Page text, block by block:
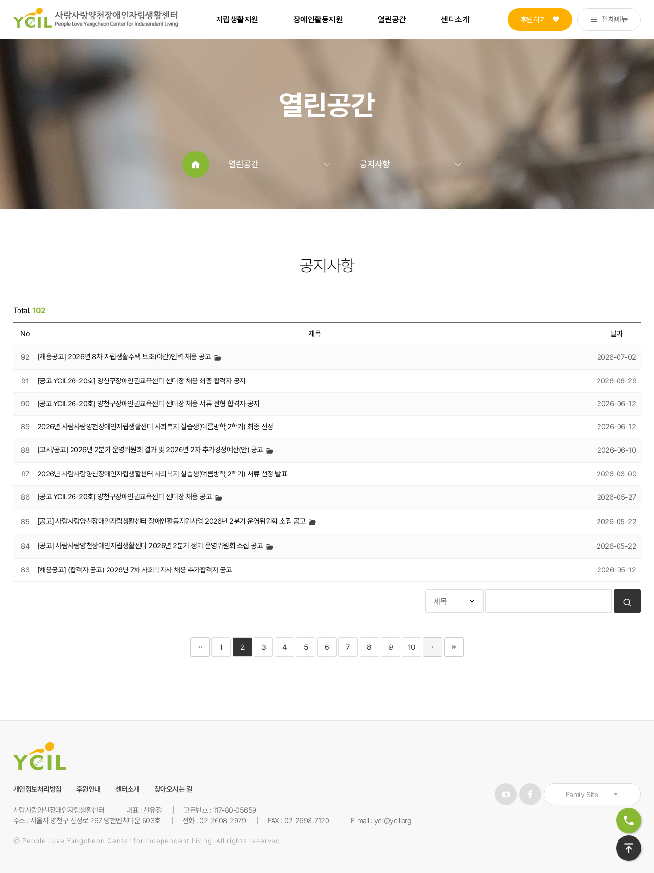
자립생활지원 장애인활동지원 열린공간 센터소개 후원하기 전체메뉴
열린공간
열린공간 공지사항
공지사항
Total.102
No 제목 날짜
92 [채용공고] 2026년 8차 자립생활주택 보조(야간)인력 채용 공고 2026-07-02
91 [공고 YCIL26-20호] 양천구장애인권교육센터 센터장 채용 최종 합격자 공지 2026-06-29
90 [공고 YCIL26-20호] 양천구장애인권교육센터 센터장 채용 서류 전형 합격자 공지 2026-06-12
89 2026년 사람사랑양천장애인자립생활센터 사회복지 실습생(여름방학,2학기) 최종 선정 2026-06-12
88 [고시/공고] 2026년 2분기 운영위원회 결과 및 2026년 2차 추가경정예산(안) 공고 2026-06-10
87 2026년 사람사랑양천장애인자립생활센터 사회복지 실습생(여름방학,2학기) 서류 선정 발표 2026-06-09
86 [공고 YCIL26-20호] 양천구장애인권교육센터 센터장 채용 공고 2026-05-27
85 [공고] 사람사랑양천장애인자립생활센터 장애인활동지원사업 2026년 2분기 운영위원회 소집 공고 2026-05-22
84 [공고] 사람사랑양천장애인자립생활센터 2026년 2분기 정기 운영위원회 소집 공고 2026-05-22
83 [채용공고] (합격자 공고) 2026년 7차 사회복지사 채용 추가합격자 공고 2026-05-12
1 2 3 4 5 6 7 8 9 10
개인정보처리방침 후원안내 센터소개 찾아오시는 길
사람사랑양천장애인자립생활센터 대표 : 천유정
고유번호 : 117-80-05659
주소 : 서울시 양천구 신정로 267 양천벤처타운 603호
전화 : 02-2608-2979 FAX : 02-2698-7120 E-mail : ycil@ycil.org
ⓒ People Love Yangcheon Center for Independent Living. All rights reserved.
Family Site